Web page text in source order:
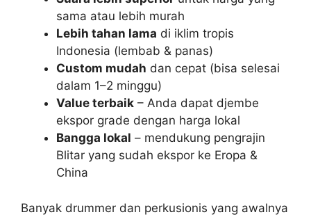
sama atau lebih murah
Lebih tahan lama di iklim tropis
Indonesia (lembab & panas)
Custom mudah dan cepat (bisa selesai
dalam 1–2 minggu)
Value terbaik – Anda dapat djembe
ekspor grade dengan harga lokal
Bangga lokal – mendukung pengrajin
Blitar yang sudah ekspor ke Eropa &
China
Banyak drummer dan perkusionis yang awalnya